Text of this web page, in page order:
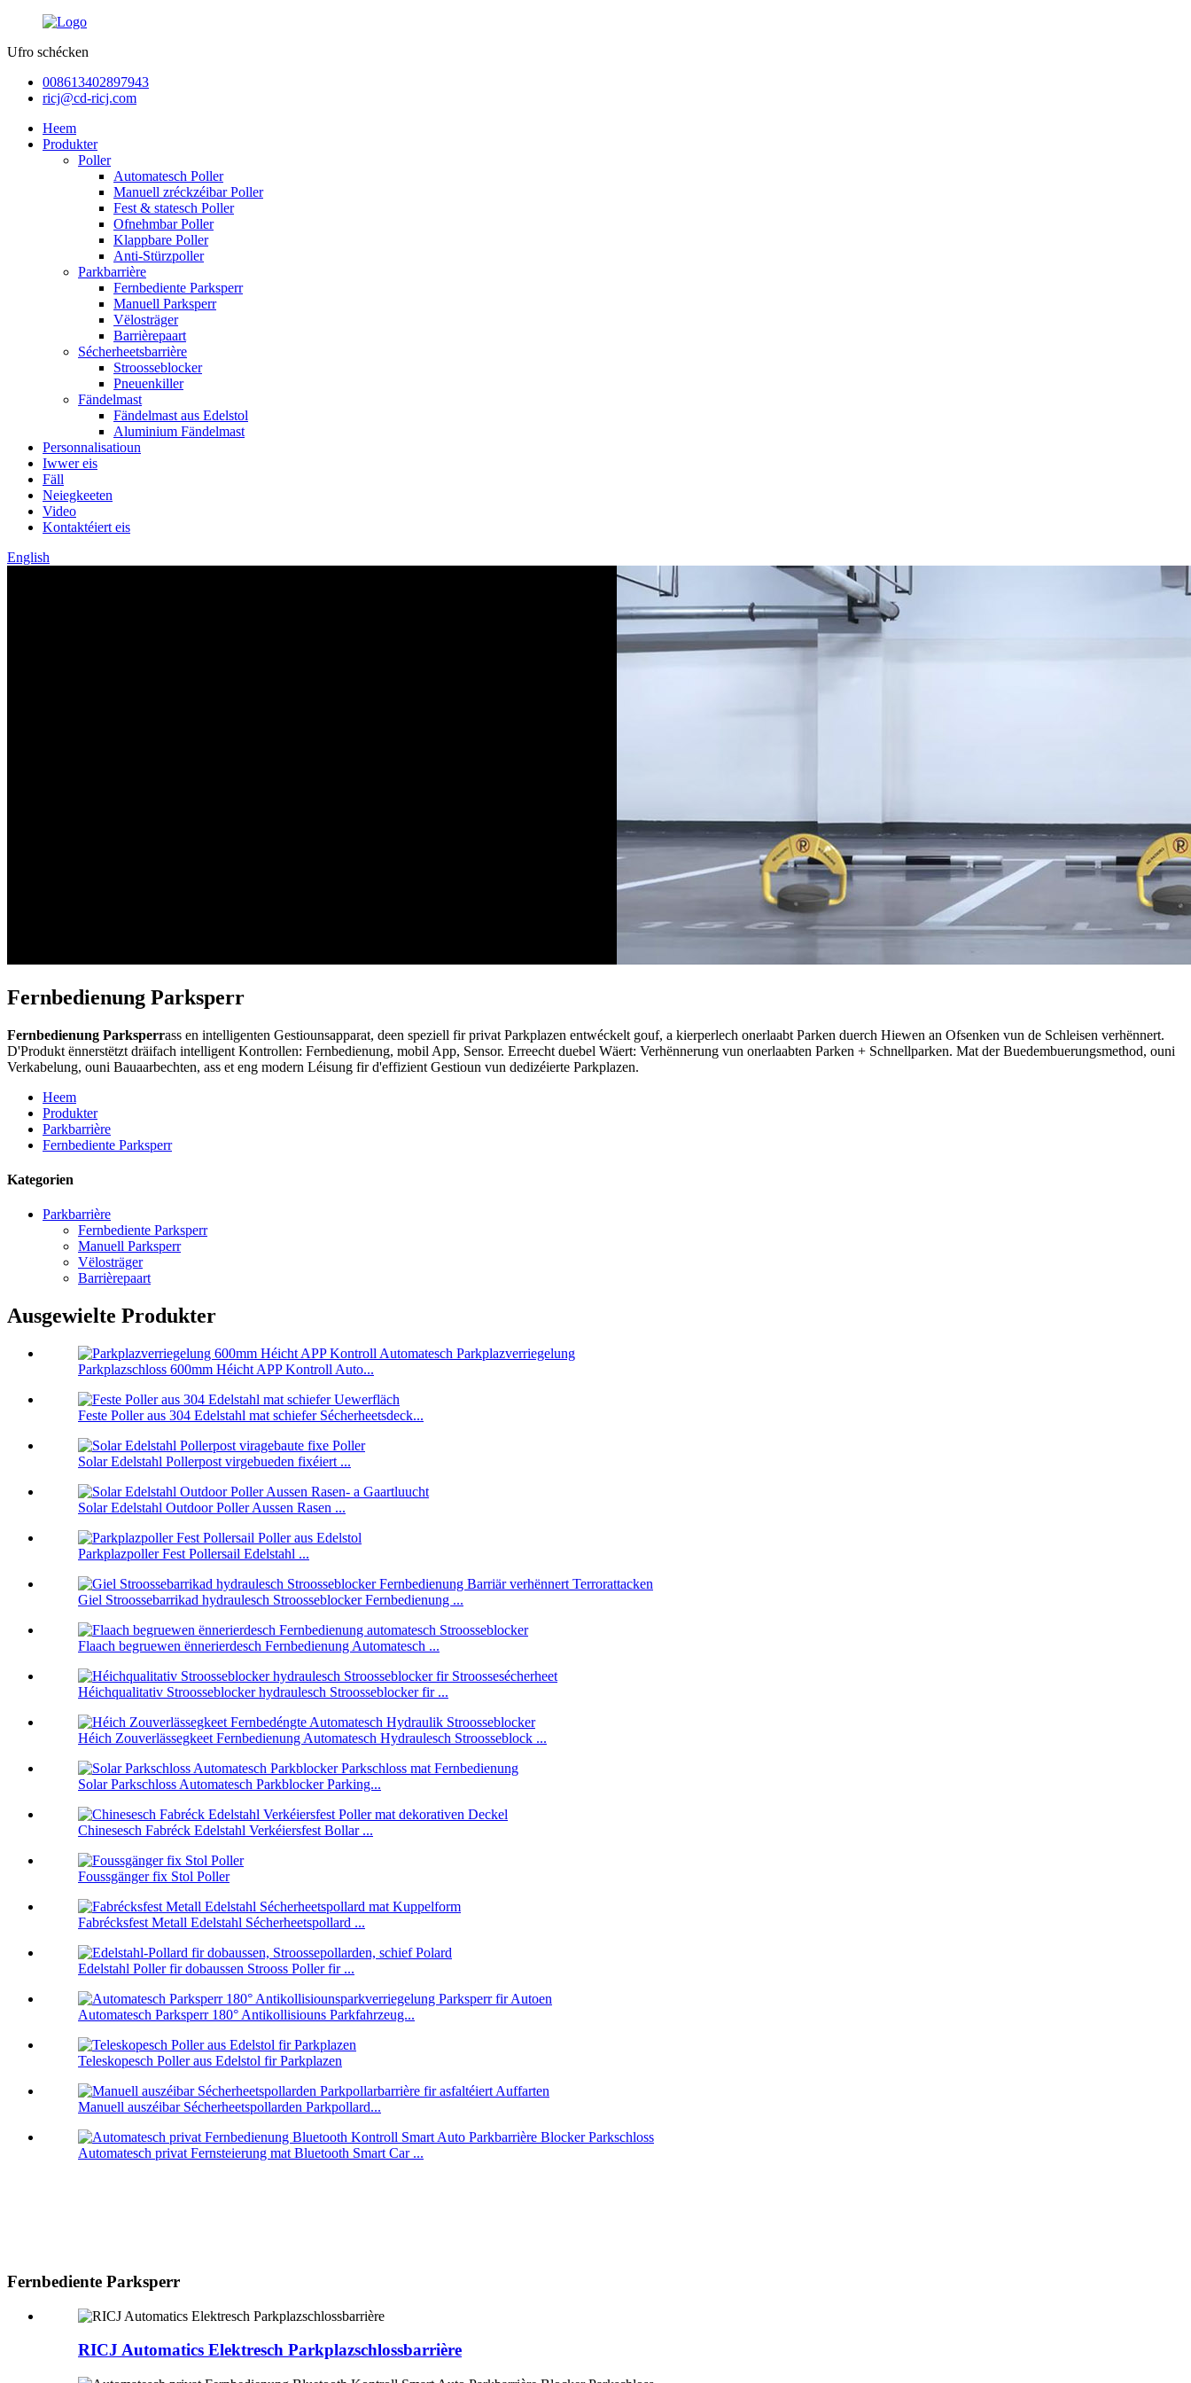
Ufro schécken
008613402897943
ricj@cd-ricj.com
Heem
Produkter
Poller
Automatesch Poller
Manuell zréckzéibar Poller
Fest & statesch Poller
Ofnehmbar Poller
Klappbare Poller
Anti-Stürzpoller
Parkbarrière
Fernbediente Parksperr
Manuell Parksperr
Vëlosträger
Barrièrepaart
Sécherheetsbarrière
Stroosseblocker
Pneuenkiller
Fändelmast
Fändelmast aus Edelstol
Aluminium Fändelmast
Personnalisatioun
Iwwer eis
Fäll
Neiegkeeten
Video
Kontaktéiert eis
English
Fernbedienung Parksperr
Fernbedienung Parksperrass en intelligenten Gestiounsapparat, deen speziell fir privat Parkplazen entwéckelt gouf, a kierperlech onerlaabt Parken duerch Hiewen an Ofsenken vun de Schleisen verhënnert.
D'Produkt ënnerstëtzt dräifach intelligent Kontrollen: Fernbedienung, mobil App, Sensor. Erreecht duebel Wäert: Verhënnerung vun onerlaabten Parken + Schnellparken. Mat der Buedembuerungsmethod, ouni
Verkabelung, ouni Bauaarbechten, ass et eng modern Léisung fir d'effizient Gestioun vun dedizéierte Parkplazen.
Heem
Produkter
Parkbarrière
Fernbediente Parksperr
Kategorien
Parkbarrière
Fernbediente Parksperr
Manuell Parksperr
Vëlosträger
Barrièrepaart
Ausgewielte Produkter
Parkplazschloss 600mm Héicht APP Kontroll Auto...
Feste Poller aus 304 Edelstahl mat schiefer Sécherheetsdeck...
Solar Edelstahl Pollerpost virgebueden fixéiert ...
Solar Edelstahl Outdoor Poller Aussen Rasen ...
Parkplazpoller Fest Pollersail Edelstahl ...
Giel Stroossebarrikad hydraulesch Stroosseblocker Fernbedienung ...
Flaach begruewen ënnerierdesch Fernbedienung Automatesch ...
Héichqualitativ Stroosseblocker hydraulesch Stroosseblocker fir ...
Héich Zouverlässegkeet Fernbedienung Automatesch Hydraulesch Stroosseblock ...
Solar Parkschloss Automatesch Parkblocker Parking...
Chinesesch Fabréck Edelstahl Verkéiersfest Bollar ...
Foussgänger fix Stol Poller
Fabrécksfest Metall Edelstahl Sécherheetspollard ...
Edelstahl Poller fir dobaussen Strooss Poller fir ...
Automatesch Parksperr 180° Antikollisiouns Parkfahrzeug...
Teleskopesch Poller aus Edelstol fir Parkplazen
Manuell auszéibar Sécherheetspollarden Parkpollard...
Automatesch privat Fernsteierung mat Bluetooth Smart Car ...
Fernbediente Parksperr
RICJ Automatics Elektresch Parkplazschlossbarrière